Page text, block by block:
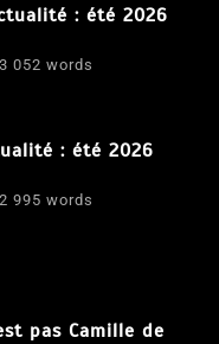
: été 2026
3 052 words
: été 2026
2 995 words
pas Camille de